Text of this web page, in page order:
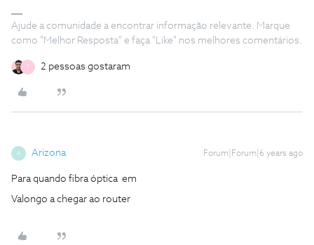
Ajude a comunidade a encontrar informação relevante. Marque
como "Melhor Resposta" e faça "Like" nos melhores comentários.
2 pessoas gostaram
A Arizona Forum|Forum|6 years ago
Para quando fibra óptica em
Valongo a chegar ao router